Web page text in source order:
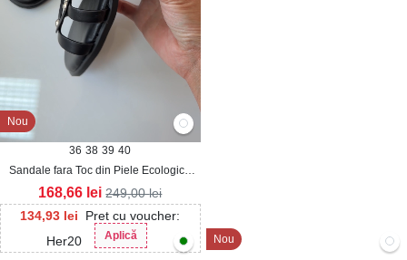
Nou
36 38 39 40
Sandale fara Toc din Piele Ecologica
dama Negre Rayda
134,93 lei
Pret cu voucher:
Her20
Aplică
168,66 lei 249,00lei
Nou